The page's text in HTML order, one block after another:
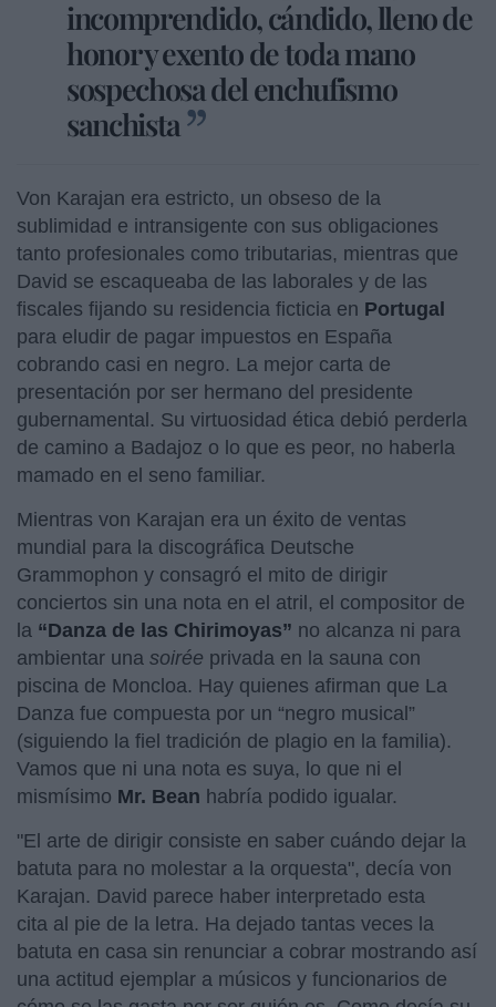
incomprendido, cándido, lleno de
honor y exento de toda mano
sospechosa del enchufismo
sanchista
Von Karajan era estricto, un obseso de la
sublimidad e intransigente con sus obligaciones
tanto profesionales como tributarias, mientras que
David se escaqueaba de las laborales y de las
fiscales fijando su residencia ficticia en Portugal
para eludir de pagar impuestos en España
cobrando casi en negro. La mejor carta de
presentación por ser hermano del presidente
gubernamental. Su virtuosidad ética debió perderla
de camino a Badajoz o lo que es peor, no haberla
mamado en el seno familiar.
Mientras von Karajan era un éxito de ventas
mundial para la discográfica Deutsche
Grammophon y consagró el mito de dirigir
conciertos sin una nota en el atril, el compositor de
la “Danza de las Chirimoyas” no alcanza ni para
ambientar una soirée privada en la sauna con
piscina de Moncloa. Hay quienes afirman que La
Danza fue compuesta por un “negro musical”
(siguiendo la fiel tradición de plagio en la familia).
Vamos que ni una nota es suya, lo que ni el
mismísimo Mr. Bean habría podido igualar.
"El arte de dirigir consiste en saber cuándo dejar la
batuta para no molestar a la orquesta", decía von
Karajan. David parece haber interpretado esta
cita al pie de la letra. Ha dejado tantas veces la
batuta en casa sin renunciar a cobrar mostrando así
una actitud ejemplar a músicos y funcionarios de